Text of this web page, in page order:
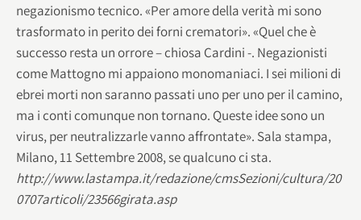
negazionismo tecnico. «Per amore della verità mi sono
trasformato in perito dei forni crematori». «Quel che è
successo resta un orrore – chiosa Cardini -. Negazionisti
come Mattogno mi appaiono monomaniaci. I sei milioni di
ebrei morti non saranno passati uno per uno per il camino,
ma i conti comunque non tornano. Queste idee sono un
virus, per neutralizzarle vanno affrontate». Sala stampa,
Milano, 11 Settembre 2008, se qualcuno ci sta.
http://www.lastampa.it/redazione/cmsSezioni/cultura/20
0707articoli/23566girata.asp